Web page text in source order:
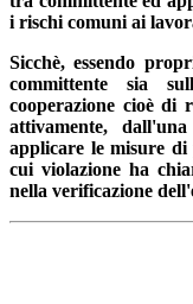
i rischi comuni ai
Sicchè, essendo
committente sia
cooperazione cioè di
attivamente,
applicare le misure di
cui violazione ha
nella verificazione